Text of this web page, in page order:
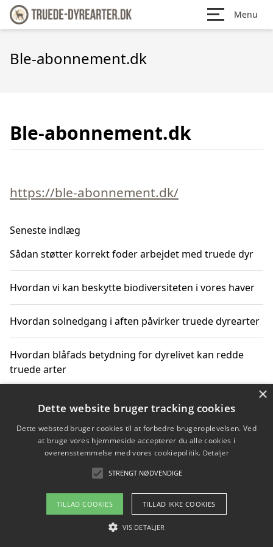
Menu
Ble-abonnement.dk
Ble-abonnement.dk
https://ble-abonnement.dk/
Seneste indlæg
Sådan støtter korrekt foder arbejdet med truede dyr
Hvordan vi kan beskytte biodiversiteten i vores haver
Hvordan solnedgang i aften påvirker truede dyrearter
Hvordan blåfads betydning for dyrelivet kan redde
truede arter
Hvordan kan gaver til unge voksne støtte bevarelsen
Copyright 2026 - Pilanto Aps
Om / kontakt
Blog Betingelser
×
Dette website bruger tracking cookies
Dette websted bruger cookies til at forbedre brugeroplevelsen. Ved
at bruge vores hjemmeside accepterer du alle cookies i
overensstemmelse med vores cookiepolitik. Detaljer
STRENGT NØDVENDIGE
TILLAD COOKIES TILLAD IKKE COOKIES
VIS DETALJER